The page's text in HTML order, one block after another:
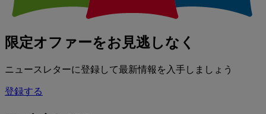
限定オファーをお見逃しなく
ニュースレターに登録して最新情報を入手しましょう
登録する